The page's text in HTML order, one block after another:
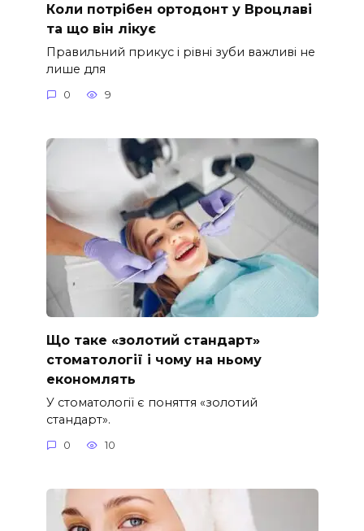
Коли потрібен ортодонт у Вроцлаві
та що він лікує
Правильний прикус і рівні зуби важливі не
лише для
0 9
Що таке «золотий стандарт»
стоматології і чому на ньому
економлять
У стоматології є поняття «золотий
стандарт».
0 10